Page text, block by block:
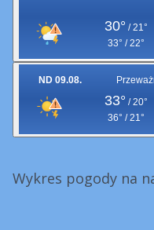
30° / 21°
33° / 22°
ND 09.08.
33° / 20°
36° / 21°
Wykres pogody na